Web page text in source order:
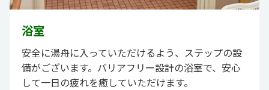
浴室
安全に湯舟に入っていただけるよう、ステップの設
備がございます。バリアフリー設計の浴室で、安心
して一日の疲れを癒していただけます。